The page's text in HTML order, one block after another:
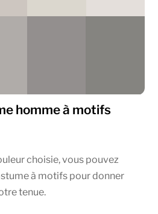
homme à motifs
choisie, vous pouvez
à motifs pour donner
tenue.